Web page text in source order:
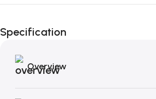
Fino al 12 Ottobre...
Autunno!
Specification
Overview